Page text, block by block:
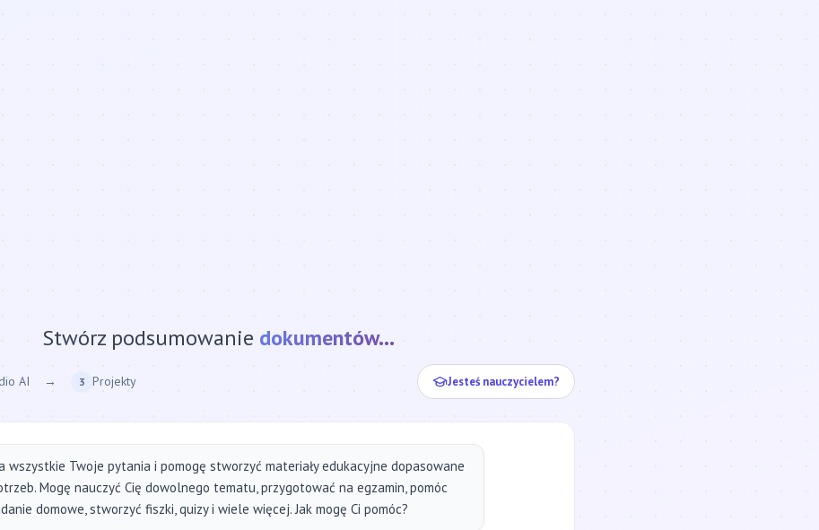
Stwórz podsumowanie strony internetowej...
AI → 3 Projekty Jesteś nauczycielem?
wszystkie Twoje pytania i pomogę stworzyć materiały edukacyjne dopasowane
Mogę nauczyć Cię dowolnego tematu, przygotować na egzamin, pomóc
domowe, stworzyć fiszki, quizy i wiele więcej. Jak mogę Ci pomóc?